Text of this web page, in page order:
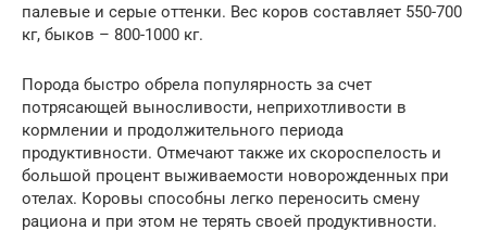
палевые и серые оттенки. Вес коров составляет 550-700
кг, быков – 800-1000 кг.
Порода быстро обрела популярность за счет
потрясающей выносливости, неприхотливости в
кормлении и продолжительного периода
продуктивности. Отмечают также их скороспелость и
большой процент выживаемости новорожденных при
отелах. Коровы способны легко переносить смену
рациона и при этом не терять своей продуктивности.